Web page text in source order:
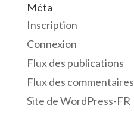
Méta
Inscription
Connexion
Flux des publications
Flux des commentaires
Site de WordPress-FR